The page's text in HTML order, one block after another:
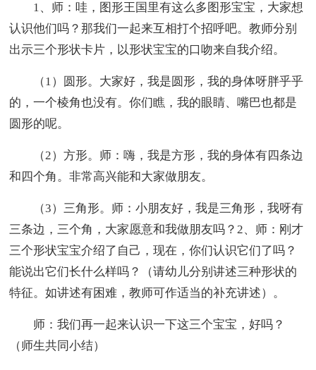
1、师：哇，图形王国里有这么多图形宝宝，大家想
认识他们吗？那我们一起来互相打个招呼吧。教师分别
出示三个形状卡片，以形状宝宝的口吻来自我介绍。
（1）圆形。大家好，我是圆形，我的身体呀胖乎乎
的，一个棱角也没有。你们瞧，我的眼睛、嘴巴也都是
圆形的呢。
（2）方形。师：嗨，我是方形，我的身体有四条边
和四个角。非常高兴能和大家做朋友。
（3）三角形。师：小朋友好，我是三角形，我呀有
三条边，三个角，大家愿意和我做朋友吗？2、师：刚才
三个形状宝宝介绍了自己，现在，你们认识它们了吗？
能说出它们长什么样吗？（请幼儿分别讲述三种形状的
特征。如讲述有困难，教师可作适当的补充讲述）。
师：我们再一起来认识一下这三个宝宝，好吗？
（师生共同小结）